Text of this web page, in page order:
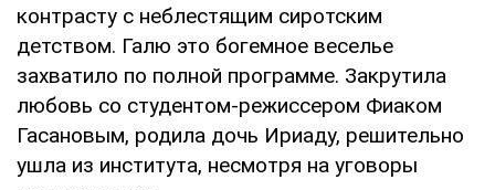
контрасту с неблестящим сиротским
детством. Галю это богемное веселье
захватило по полной программе. Закрутила
любовь со студентом-режиссером Фиаком
Гасановым, родила дочь Ириаду, решительно
ушла из института, несмотря на уговоры